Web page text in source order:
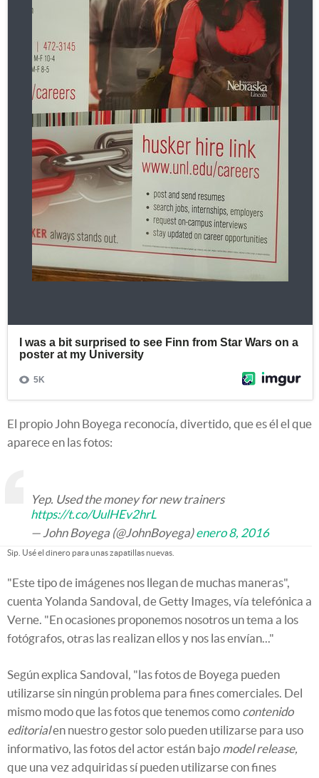
El propio John Boyega reconocía, divertido, que es él el que
aparece en las fotos:
Yep. Used the money for new trainers
https://t.co/UulHEv2hrL
— John Boyega (@JohnBoyega)enero 8, 2016
Sip. Usé el dinero para unas zapatillas nuevas.
"Este tipo de imágenes nos llegan de muchas maneras",
cuenta Yolanda Sandoval, de Getty Images, vía telefónica a
Verne. "En ocasiones proponemos nosotros un tema a los
fotógrafos, otras las realizan ellos y nos las envían..."
Según explica Sandoval, "las fotos de Boyega pueden
utilizarse sin ningún problema para fines comerciales. Del
mismo modo que las fotos que tenemos como contenido
editorialen nuestro gestor solo pueden utilizarse para uso
informativo, las fotos del actor están bajo model release,
que una vez adquiridas sí pueden utilizarse con fines